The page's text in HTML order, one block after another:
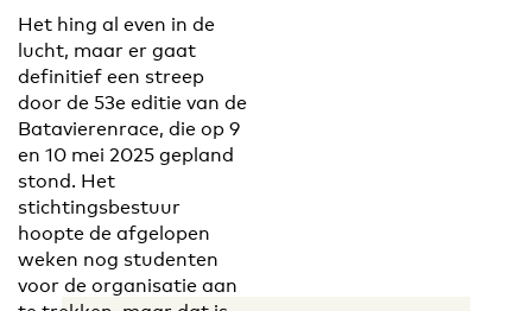
Het hing al even in de
lucht, maar er gaat
definitief een streep
door de 53e editie van de
Batavierenrace, die op 9
en 10 mei 2025 gepland
stond. Het
stichtingsbestuur
hoopte de afgelopen
weken nog studenten
voor de organisatie aan